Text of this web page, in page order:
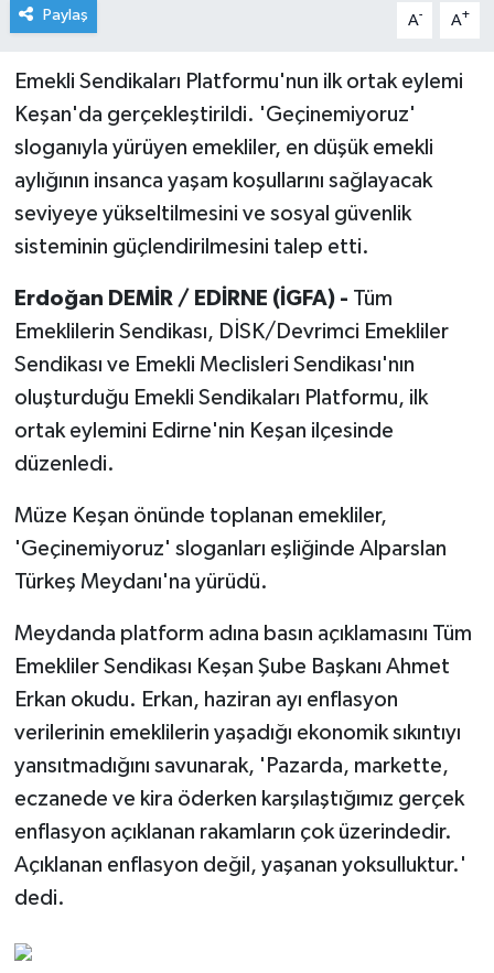
Paylaş A- A+
Emekli Sendikaları Platformu'nun ilk ortak eylemi
Keşan'da gerçekleştirildi. 'Geçinemiyoruz'
sloganıyla yürüyen emekliler, en düşük emekli
aylığının insanca yaşam koşullarını sağlayacak
seviyeye yükseltilmesini ve sosyal güvenlik
sisteminin güçlendirilmesini talep etti.
Erdoğan DEMİR / EDİRNE (İGFA) - Tüm
Emeklilerin Sendikası, DİSK/Devrimci Emekliler
Sendikası ve Emekli Meclisleri Sendikası'nın
oluşturduğu Emekli Sendikaları Platformu, ilk
ortak eylemini Edirne'nin Keşan ilçesinde
düzenledi.
Müze Keşan önünde toplanan emekliler,
'Geçinemiyoruz' sloganları eşliğinde Alparslan
Türkeş Meydanı'na yürüdü.
Meydanda platform adına basın açıklamasını Tüm
Emekliler Sendikası Keşan Şube Başkanı Ahmet
Erkan okudu. Erkan, haziran ayı enflasyon
verilerinin emeklilerin yaşadığı ekonomik sıkıntıyı
yansıtmadığını savunarak, 'Pazarda, markette,
eczanede ve kira öderken karşılaştığımız gerçek
enflasyon açıklanan rakamların çok üzerindedir.
Açıklanan enflasyon değil, yaşanan yoksulluktur.'
dedi.